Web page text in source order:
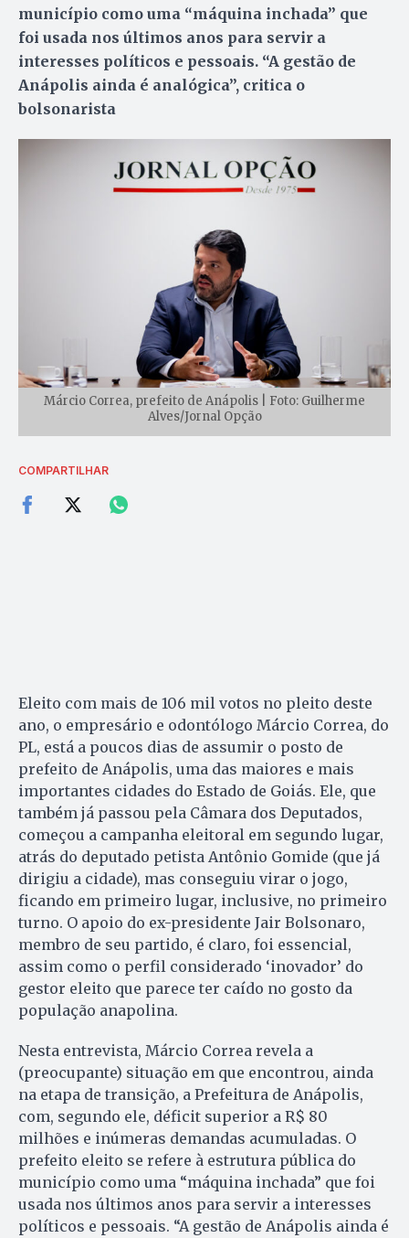
município como uma “máquina inchada” que
foi usada nos últimos anos para servir a
interesses políticos e pessoais. “A gestão de
Anápolis ainda é analógica”, critica o
bolsonarista
Márcio Correa, prefeito de Anápolis | Foto: Guilherme
Alves/Jornal Opção
COMPARTILHAR
Eleito com mais de 106 mil votos no pleito deste
ano, o empresário e odontólogo Márcio Correa, do
PL, está a poucos dias de assumir o posto de
prefeito de Anápolis, uma das maiores e mais
importantes cidades do Estado de Goiás. Ele, que
também já passou pela Câmara dos Deputados,
começou a campanha eleitoral em segundo lugar,
atrás do deputado petista Antônio Gomide (que já
dirigiu a cidade), mas conseguiu virar o jogo,
ficando em primeiro lugar, inclusive, no primeiro
turno. O apoio do ex-presidente Jair Bolsonaro,
membro de seu partido, é claro, foi essencial,
assim como o perfil considerado ‘inovador’ do
gestor eleito que parece ter caído no gosto da
população anapolina.
Nesta entrevista, Márcio Correa revela a
(preocupante) situação em que encontrou, ainda
na etapa de transição, a Prefeitura de Anápolis,
com, segundo ele, déficit superior a R$ 80
milhões e inúmeras demandas acumuladas. O
prefeito eleito se refere à estrutura pública do
município como uma “máquina inchada” que foi
usada nos últimos anos para servir a interesses
políticos e pessoais. “A gestão de Anápolis ainda é